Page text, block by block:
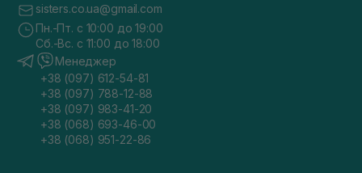
sisters.co.ua@gmail.com
Пн.-Пт. с 10:00 до 19:00
Сб.-Вс. с 11:00 до 18:00
Менеджер
+38 (097) 612-54-81
+38 (097) 788-12-88
+38 (097) 983-41-20
+38 (068) 693-46-00
+38 (068) 951-22-86